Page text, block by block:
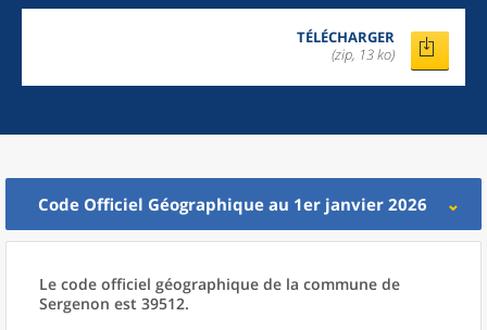
TÉLÉCHARGER
(zip, 13 ko)
Code Officiel Géographique au 1er janvier 2026
Le code officiel géographique de la commune de
Sergenon est 39512.